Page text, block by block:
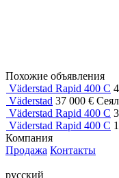
Похожие объявления
Väderstad Rapid 400 C
Väderstad 37 000 €
Väderstad Rapid 400 C
Väderstad Rapid 400 C
Компания
Продажа Контакты
русский